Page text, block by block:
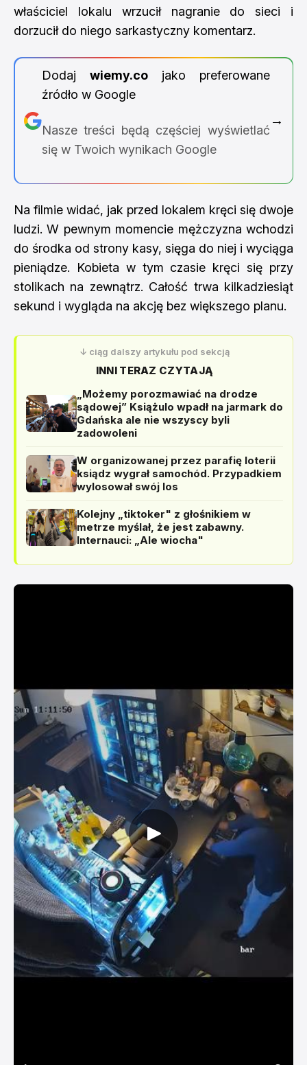
właściciel lokalu wrzucił nagranie do sieci i
dorzucił do niego sarkastyczny komentarz.
Dodaj wiemy.cojako preferowane
źródło w Google
Nasze treści będą częściej wyświetlać
się w Twoich wynikach Google
→
Na filmie widać, jak przed lokalem kręci się dwoje
ludzi. W pewnym momencie mężczyzna wchodzi
do środka od strony kasy, sięga do niej i wyciąga
pieniądze. Kobieta w tym czasie kręci się przy
stolikach na zewnątrz. Całość trwa kilkadziesiąt
sekund i wygląda na akcję bez większego planu.
↓ ciąg dalszy artykułu pod sekcją
INNI TERAZ CZYTAJĄ
„Możemy porozmawiać na drodze
sądowej” Książulo wpadł na jarmark do
Gdańska ale nie wszyscy byli
zadowoleni
W organizowanej przez parafię loterii
ksiądz wygrał samochód. Przypadkiem
wylosował swój los
Kolejny „tiktoker" z głośnikiem w
metrze myślał, że jest zabawny.
Internauci: „Ale wiocha"